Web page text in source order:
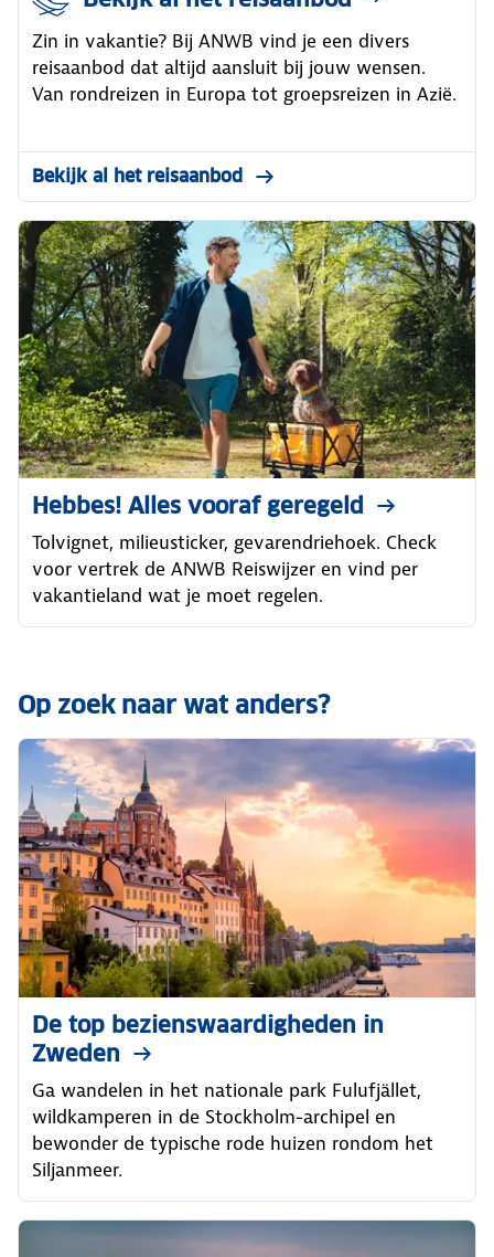
Zin in vakantie? Bij ANWB vind je een divers
reisaanbod dat altijd aansluit bij jouw wensen.
Van rondreizen in Europa tot groepsreizen in Azië.
Bekijk al het reisaanbod
Hebbes! Alles vooraf geregeld
Tolvignet, milieusticker, gevarendriehoek. Check
voor vertrek de ANWB Reiswijzer en vind per
vakantieland wat je moet regelen.
Op zoek naar wat anders?
De top bezienswaardigheden in
Zweden
Ga wandelen in het nationale park Fulufjället,
wildkamperen in de Stockholm-archipel en
bewonder de typische rode huizen rondom het
Siljanmeer.